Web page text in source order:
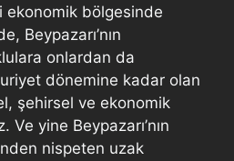
bölgesinde
Beypazarı’nın
onlardan da
dönemine kadar olan
şehirsel ve ekonomik
Ve yine Beypazarı’nın
nispeten uzak